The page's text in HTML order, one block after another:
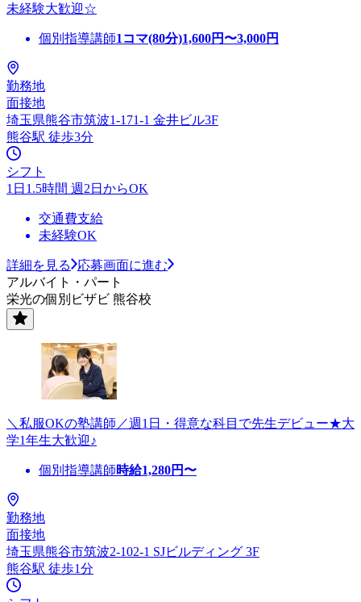
未経験大歓迎☆
個別指導講師1コマ(80分)1,600円〜3,000円
勤務地
面接地
埼玉県熊谷市筑波1-171-1 金井ビル3F
熊谷駅 徒歩3分
シフト
1日1.5時間 週2日からOK
交通費支給
未経験OK
詳細を見る
応募画面に進む
アルバイト・パート
栄光の個別ビザビ 熊谷校
＼私服OKの塾講師／週1日・得意な科目で先生デビュー★大
学1年生大歓迎♪
個別指導講師時給1,280円〜
勤務地
面接地
埼玉県熊谷市筑波2-102-1 SJビルディング 3F
熊谷駅 徒歩1分